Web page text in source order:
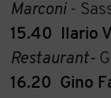
Marconi -
15.40
Ilario
Restaurant-
16.20
Gino